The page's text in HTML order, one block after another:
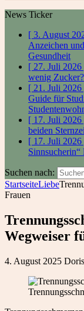
News Ticker
[ 3. August
Anzeichen
Gesundheit
[ 27. Juli 2026
wenig Zucker?
[ 21. Juli 2026
Guide für
[ 17. Juli 2026
beiden
[ 17. Juli 2026
Sinnsucherin“
Suchen nach:
StartseiteLiebe
Frauen
Wegweiser
4. August 2025 Doris